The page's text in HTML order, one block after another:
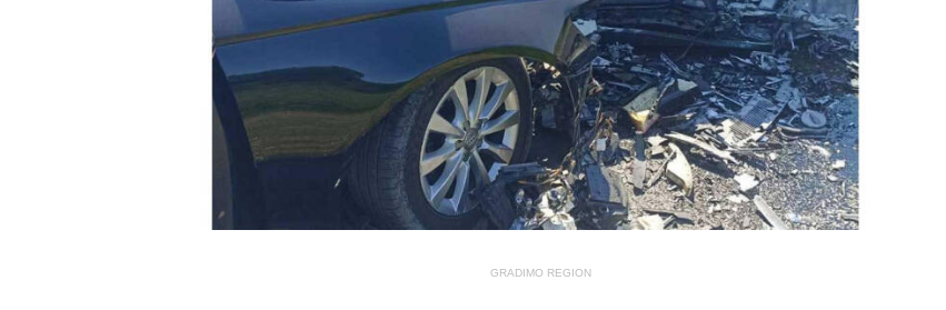
GRADIMO REGION